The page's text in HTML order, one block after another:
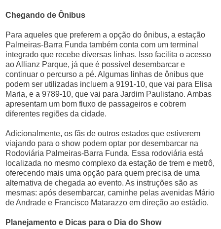
Chegando de Ônibus
Para aqueles que preferem a opção do ônibus, a estação
Palmeiras-Barra Funda também conta com um terminal
integrado que recebe diversas linhas. Isso facilita o acesso
ao Allianz Parque, já que é possível desembarcar e
continuar o percurso a pé. Algumas linhas de ônibus que
podem ser utilizadas incluem a 9191-10, que vai para Elisa
Maria, e a 9789-10, que vai para Jardim Paulistano. Ambas
apresentam um bom fluxo de passageiros e cobrem
diferentes regiões da cidade.
Adicionalmente, os fãs de outros estados que estiverem
viajando para o show podem optar por desembarcar na
Rodoviária Palmeiras-Barra Funda. Essa rodoviária está
localizada no mesmo complexo da estação de trem e metrô,
oferecendo mais uma opção para quem precisa de uma
alternativa de chegada ao evento. As instruções são as
mesmas: após desembarcar, caminhe pelas avenidas Mário
de Andrade e Francisco Matarazzo em direção ao estádio.
Planejamento e Dicas para o Dia do Show